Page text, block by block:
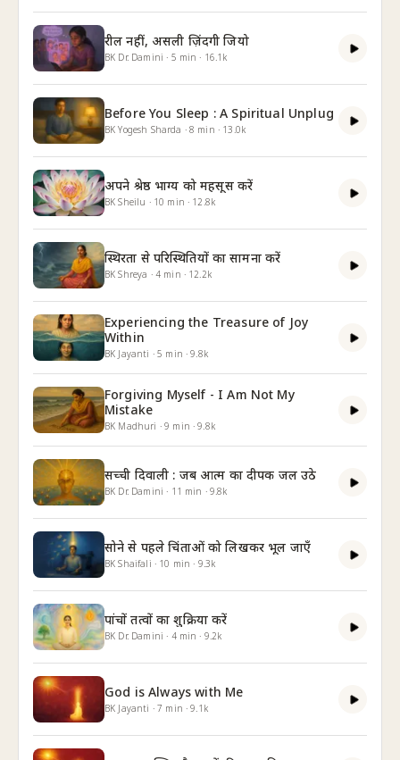
रील नहीं, असली ज़िंदगी जियो
BK Dr. Damini · 5 min · 16.1k
Before You Sleep : A Spiritual Unplug
BK Yogesh Sharda ·8 min · 13.0k
अपने श्रेष्ठ भाग्य को महसूस करें
BK Sheilu · 10 min · 12.8k
स्थिरता से परिस्थितियों का सामना करें
BK Shreya · 4 min · 12.2k
Experiencing the Treasure of Joy
Within
BK Jayanti ·5 min ·9.8k
Forgiving Myself - I Am Not My
Mistake
BK Madhuri ·9 min ·9.8k
सच्ची दिवाली : जब आत्म का दीपक जल उठे
BK Dr. Damini · 11 min · 9.8k
सोने से पहले चिंताओं को लिखकर भूल जाएँ
BK Shaifali · 10 min · 9.3k
पांचों तत्वों का शुक्रिया करें
BK Dr. Damini · 4min · 9.2k
God is Always with Me
BK Jayanti ·7 min ·9.1k